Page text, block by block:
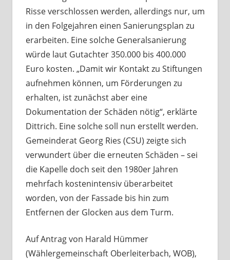
Risse verschlossen werden, allerdings nur, um
in den Folgejahren einen Sanierungsplan zu
erarbeiten. Eine solche Generalsanierung
würde laut Gutachter 350.000 bis 400.000
Euro kosten. „Damit wir Kontakt zu Stiftungen
aufnehmen können, um Förderungen zu
erhalten, ist zunächst aber eine
Dokumentation der Schäden nötig“, erklärte
Dittrich. Eine solche soll nun erstellt werden.
Gemeinderat Georg Ries (CSU) zeigte sich
verwundert über die erneuten Schäden – sei
die Kapelle doch seit den 1980er Jahren
mehrfach kostenintensiv überarbeitet
worden, von der Fassade bis hin zum
Entfernen der Glocken aus dem Turm.
Auf Antrag von Harald Hümmer
(Wählergemeinschaft Oberleiterbach, WOB),